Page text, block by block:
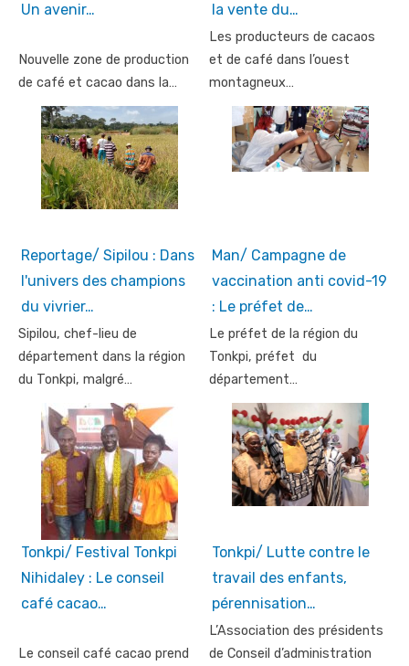
Un avenir…
Nouvelle zone de production
de café et cacao dans la…
la vente du…
Les producteurs de cacaos
et de café dans l’ouest
montagneux…
Reportage/ Sipilou : Dans
l'univers des champions
du vivrier…
Sipilou, chef-lieu de
département dans la région
du Tonkpi, malgré…
Man/ Campagne de
vaccination anti covid-19
: Le préfet de…
Le préfet de la région du
Tonkpi, préfet du
département…
Tonkpi/ Festival Tonkpi
Nihidaley : Le conseil
café cacao…
Le conseil café cacao prend
Tonkpi/ Lutte contre le
travail des enfants,
pérennisation…
L’Association des présidents
de Conseil d’administration